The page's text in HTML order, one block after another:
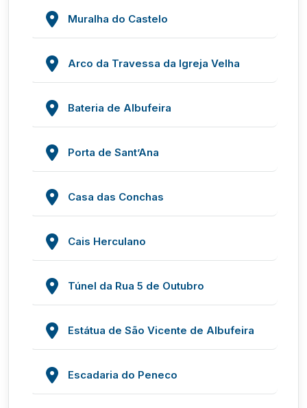
Muralha do Castelo
Arco da Travessa da Igreja Velha
Bateria de Albufeira
Porta de Sant’Ana
Casa das Conchas
Cais Herculano
Túnel da Rua 5 de Outubro
Estátua de São Vicente de Albufeira
Escadaria do Peneco